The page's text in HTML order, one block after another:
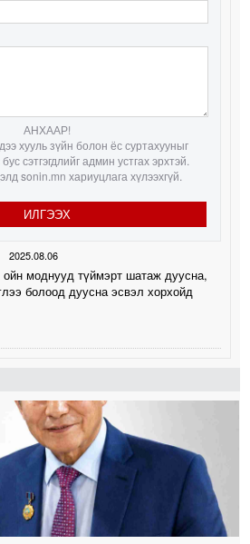
АНХААР!
хууль зүйн болон ёс суртахууныг
сэтгэгдлийг админ устгах эрхтэй.
sonin.mn хариуцлага хүлээхгүй.
ИЛГЭЭХ
2025.08.06
моднууд түймэрт шатаж дуусна,
болоод дуусна эсвэл хорхойд